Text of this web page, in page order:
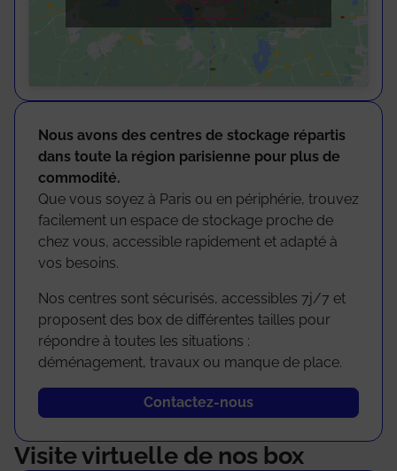
Nous avons des centres de stockage répartis
dans toute la région parisienne pour plus de
commodité.
Que vous soyez à Paris ou en périphérie, trouvez
facilement un espace de stockage proche de
chez vous, accessible rapidement et adapté à
vos besoins.
Nos centres sont sécurisés, accessibles 7j/7 et
proposent des box de différentes tailles pour
répondre à toutes les situations :
déménagement, travaux ou manque de place.
Contactez-nous
Visite virtuelle de nos box